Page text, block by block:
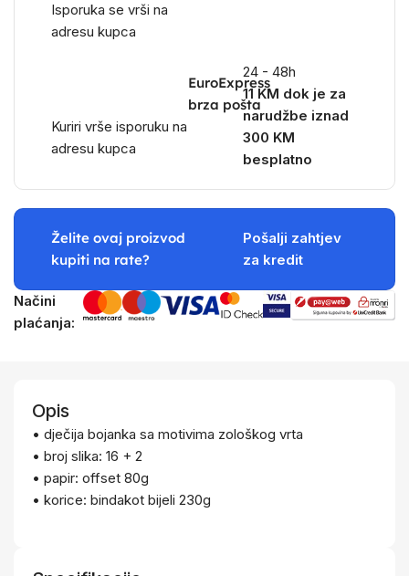
Isporuka se vrši na
adresu kupca
EuroExpress
brza pošta
Kuriri vrše isporuku na
adresu kupca
24 - 48h
11 KM dok je za
narudžbe iznad
300 KM
besplatno
Želite ovaj proizvod
kupiti na rate?
Pošalji zahtjev
za kredit
Načini
plaćanja:
Opis
• dječija bojanka sa motivima zološkog vrta
• broj slika: 16 + 2
• papir: offset 80g
• korice: bindakot bijeli 230g